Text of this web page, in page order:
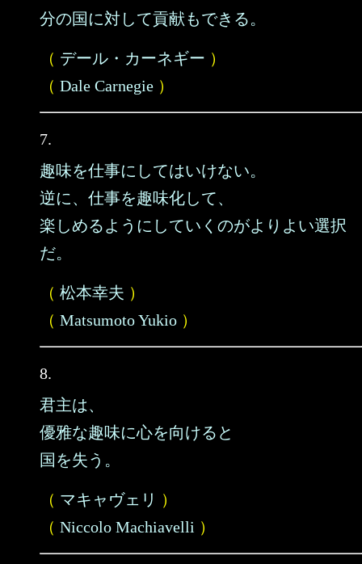
分の国に対して貢献もできる。
（ デール・カーネギー ）
（ Dale Carnegie ）
7.
趣味を仕事にしてはいけない。
逆に、仕事を趣味化して、
楽しめるようにしていくのがよりよい選択
だ。
（ 松本幸夫 ）
（ Matsumoto Yukio ）
8.
君主は、
優雅な趣味に心を向けると
国を失う。
（ マキャヴェリ ）
（ Niccolo Machiavelli ）